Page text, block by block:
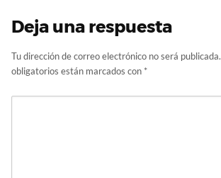
Deja una respuesta
Tu dirección de correo electrónico no será publicada.
obligatorios están marcados con *